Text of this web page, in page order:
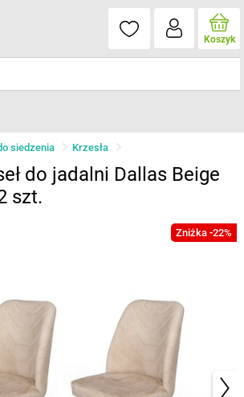
Koszyk
siedzenia Krzesła
do jadalni Dallas Beige
szt.
Zniżka -22%